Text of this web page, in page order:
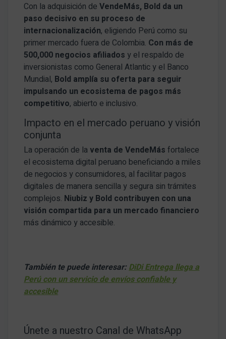
Con la adquisición deVendeMás, Bold da un
paso decisivo en su proceso de
internacionalización, eligiendo Perú como su
primer mercado fuera de Colombia. Con más de
500,000 negocios afiliados y el respaldo de
inversionistas como General Atlantic y el Banco
Mundial, Bold amplía su oferta para seguir
impulsando un ecosistema de pagos más
competitivo, abierto e inclusivo.
Impacto en el mercado peruano y visión
conjunta
La operación de la venta de VendeMás fortalece
el ecosistema digital peruano beneficiando a miles
de negocios y consumidores, al facilitar pagos
digitales de manera sencilla y segura sin trámites
complejos. Niubiz y Bold contribuyen con una
visión compartida para un mercado financiero
más dinámico y accesible.
También te puede interesar:DiDi Entrega llega a
Perú con un servicio de envíos confiable y
accesible
Únete a nuestro Canal de WhatsApp